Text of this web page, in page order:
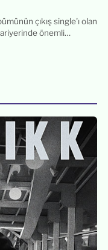
çıkış single'ı olan
önemli…